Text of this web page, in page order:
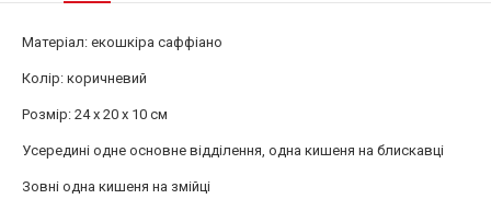
Матеріал: екошкіра саффіано
Колір: коричневий
Розмір: 24 x 20 х 10 см
Усередині одне основне відділення, одна кишеня на блискавці
Зовні одна кишеня на змійці